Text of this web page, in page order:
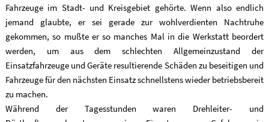
Fahrzeuge im Stadt- und Kreisgebiet gehörte. Wenn also endlich
jemand glaubte, er sei gerade zur wohlverdienten Nachtruhe
gekommen, so mußte er so manches Mal in die Werkstatt beordert
werden, um aus dem schlechten Allgemeinzustand der
Einsatzfahrzeuge und Geräte resultierende Schäden zu beseitigen und
Fahrzeuge für den nächsten Einsatz schnellstens wieder betriebsbereit
zu machen.
Während der Tagesstunden waren Drehleiter- und